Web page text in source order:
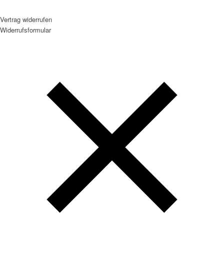
Vertrag widerrufen
Widerrufsformular